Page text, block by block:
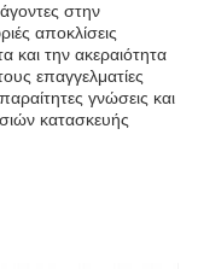
στην
αποκλίσεις
και την ακεραιότητα
επαγγελματίες
γνώσεις και
κατασκευής